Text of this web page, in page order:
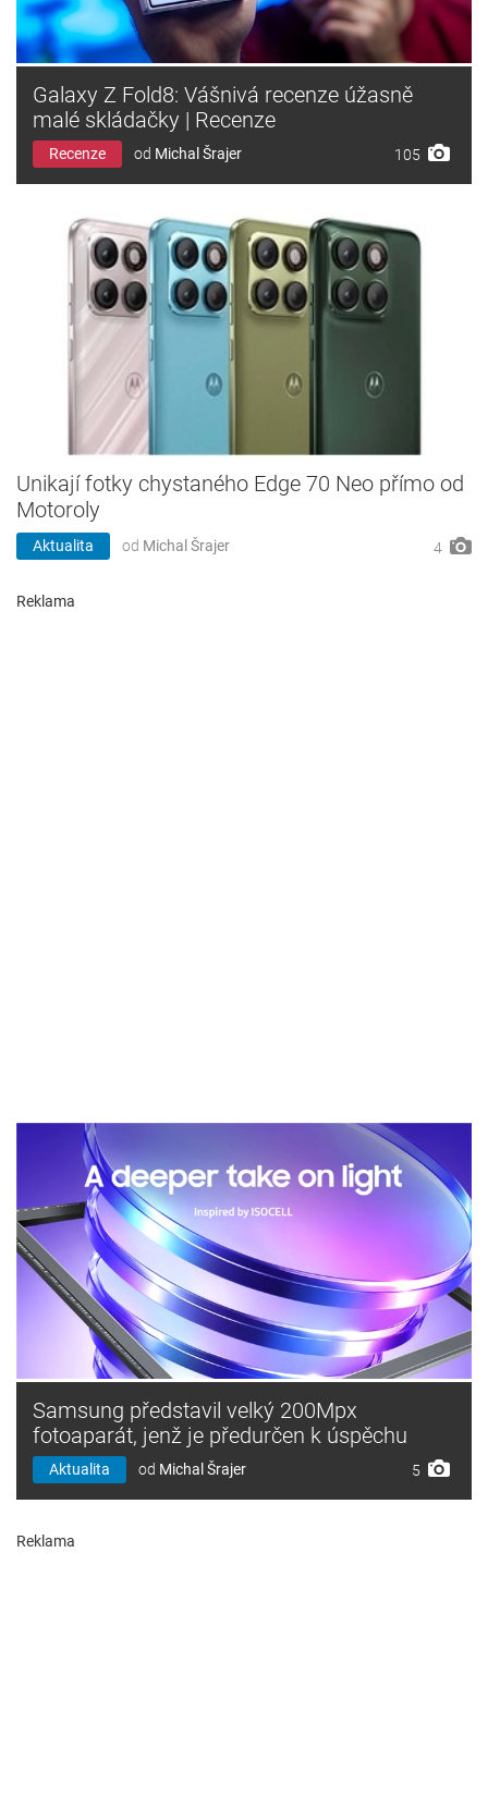
Galaxy Z Fold8: Vášnivá recenze úžasně
malé skládačky | Recenze
Recenze od Michal Šrajer 105
Unikají fotky chystaného Edge 70 Neo přímo od
Motoroly
Aktualita od Michal Šrajer 4
Reklama
Samsung představil velký 200Mpx
fotoaparát, jenž je předurčen k úspěchu
Aktualita od Michal Šrajer 5
Reklama